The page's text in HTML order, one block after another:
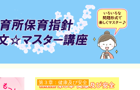
第３章：健康及び安全